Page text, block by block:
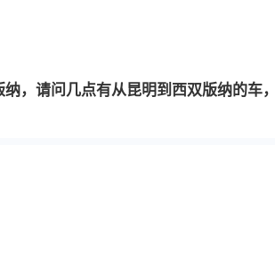
，请问几点有从昆明到西双版纳的车